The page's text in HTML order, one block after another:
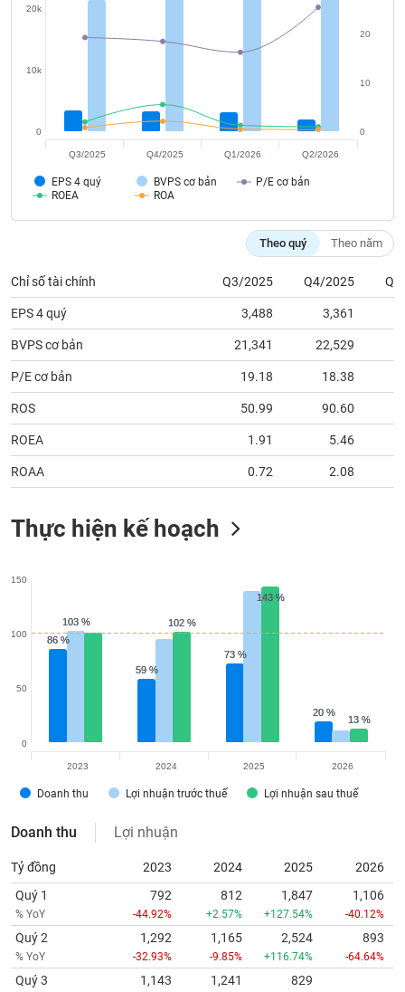
EPS 4 quý BVPS cơ bản
P/E cơ bản
ROEA
ROA
0
10k
20k
0
10
20
Q3/2025 Q4/2025 Q1/2026 Q2/2026
Theo quý Theo năm
Chỉ số tài chính Q3/2025 Q4/2025
EPS 4 quý 3,488 3,361
BVPS cơ bản 21,341 22,529
P/E cơ bản 19.18 18.38
ROS 50.99 90.60
ROEA 1.91 5.46
ROAA 0.72 2.08
Thực hiện kế hoạch
86 %
86 %
59 %
59 %
73 %
73 %
20 %
20 %
103 %
103 % 102 %
102 %
143 %
143 %
13 %
13 %
Doanh thu Lợi nhuận trước thuế Lợi nhuận sau thuế
0
50
100
150
2023 2024 2025 2026
Doanh thu Lợi nhuận
Tỷ đồng 2023 2024 2025
2026
Quý 1
% YoY
792
-44.92%
812
+2.57%
1,847
+127.54%
1,106
-40.12%
Quý 2
% YoY
1,292
-32.93%
1,165
-9.85%
2,524
+116.74%
893
-64.64%
Quý 3 1,143 1,241 829